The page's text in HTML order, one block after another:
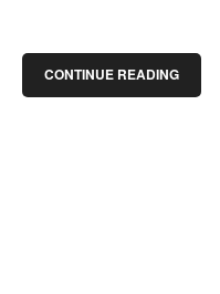
CONTINUE READING